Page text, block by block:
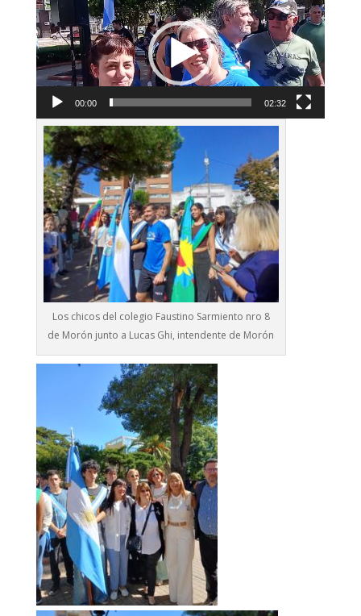
de
vídeo
00:00 02:32
Los chicos del colegio Faustino Sarmiento nro 8
de Morón junto a Lucas Ghi, intendente de Morón